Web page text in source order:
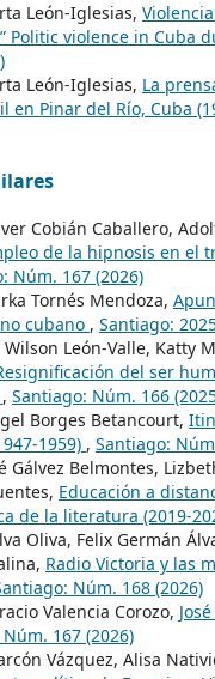
León-Iglesias,
Politic violence in Cuba
León-Iglesias, La
en Pinar del Río, Cuba
Cobián Caballero,
de la hipnosis en el
Núm. 167 (2026)
Tornés Mendoza,
cubano , Santiago:
León-Valle, Katty
del ser
, Santiago: Núm. 166
Borges Betancourt,
1959) , Santiago:
Gálvez Belmontes,
Educación a
de la literatura (2019-
Oliva, Felix Germán
Radio Victoria y las
Núm. 168 (2026)
Valencia Corozo,
167 (2026)
Vázquez, Alisa